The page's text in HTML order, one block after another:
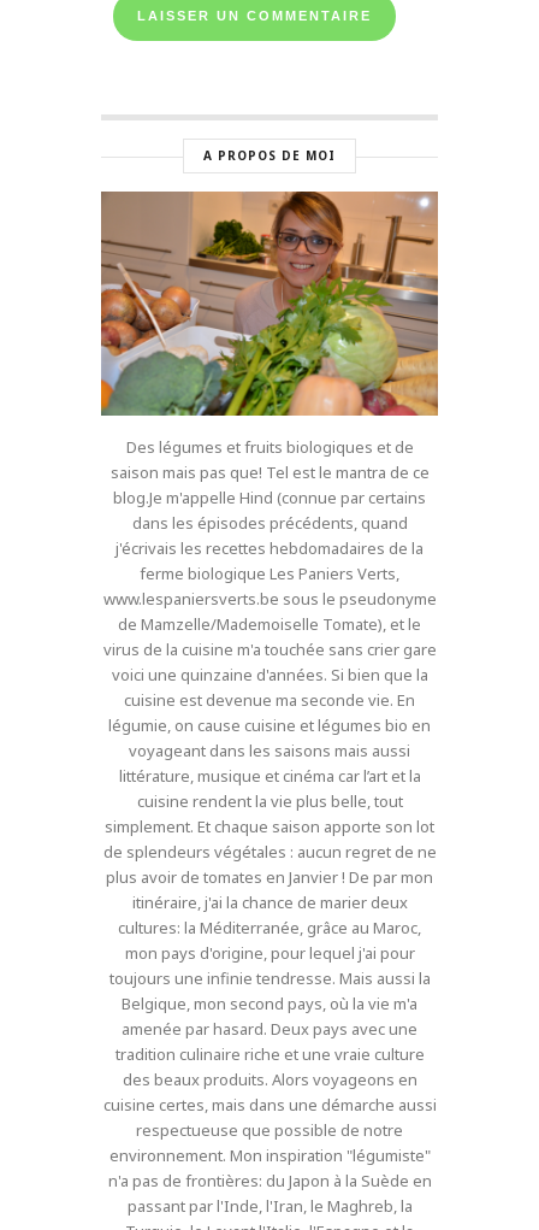
A PROPOS DE MOI
Des légumes et fruits biologiques et de
saison mais pas que! Tel est le mantra de ce
blog.Je m'appelle Hind (connue par certains
dans les épisodes précédents, quand
j'écrivais les recettes hebdomadaires de la
ferme biologique Les Paniers Verts,
www.lespaniersverts.be sous le pseudonyme
de Mamzelle/Mademoiselle Tomate), et le
virus de la cuisine m'a touchée sans crier gare
voici une quinzaine d'années. Si bien que la
cuisine est devenue ma seconde vie. En
légumie, on cause cuisine et légumes bio en
voyageant dans les saisons mais aussi
littérature, musique et cinéma car l’art et la
cuisine rendent la vie plus belle, tout
simplement. Et chaque saison apporte son lot
de splendeurs végétales : aucun regret de ne
plus avoir de tomates en Janvier ! De par mon
itinéraire, j'ai la chance de marier deux
cultures: la Méditerranée, grâce au Maroc,
mon pays d'origine, pour lequel j'ai pour
toujours une infinie tendresse. Mais aussi la
Belgique, mon second pays, où la vie m'a
amenée par hasard. Deux pays avec une
tradition culinaire riche et une vraie culture
des beaux produits. Alors voyageons en
cuisine certes, mais dans une démarche aussi
respectueuse que possible de notre
environnement. Mon inspiration "légumiste"
n'a pas de frontières: du Japon à la Suède en
passant par l'Inde, l'Iran, le Maghreb, la